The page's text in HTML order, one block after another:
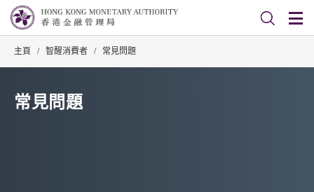
主頁 / 智醒消費者 / 常見問題
常見問題